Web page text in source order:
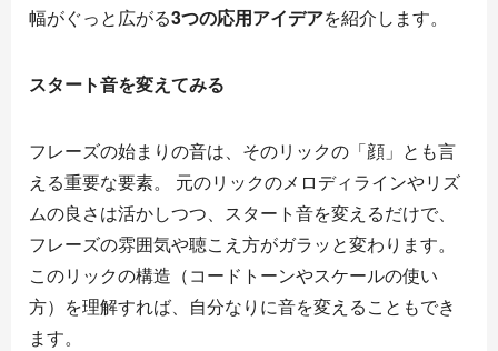
幅がぐっと広がる3つの応用アイデアを紹介します。
スタート音を変えてみる
フレーズの始まりの音は、そのリックの「顔」とも言
える重要な要素。 元のリックのメロディラインやリズ
ムの良さは活かしつつ、スタート音を変えるだけで、
フレーズの雰囲気や聴こえ方がガラッと変わります。
このリックの構造（コードトーンやスケールの使い
方）を理解すれば、自分なりに音を変えることもでき
ます。